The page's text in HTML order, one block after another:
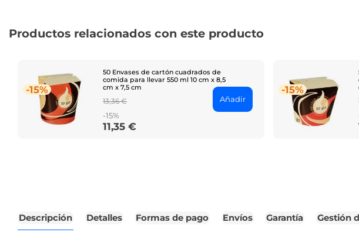
Productos relacionados con este producto
-15%
50 Envases de cartón cuadrados de
comida para llevar 550 ml 10 cm x 8,5
cm x 7,5 cm
Regular
price
13,36 €
-15%
Price
11,35 €
Añadir
-15%
Descripción Detalles Formas de pago Envíos Garantía Gestión